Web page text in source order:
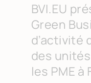
BVI.EU
Green
d’activité
des
les PME à